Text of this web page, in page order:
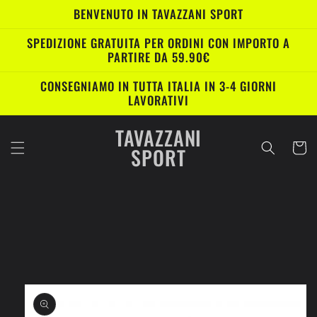
direttamenteBENVENUTO IN TAVAZZANI SPORT
SPEDIZIONE GRATUITA PER ORDINI CON IMPORTO A
PARTIRE DA 59.90€
CONSEGNIAMO IN TUTTA ITALIA IN 3-4 GIORNI
LAVORATIVI
TAVAZZANI
SPORT Carrello